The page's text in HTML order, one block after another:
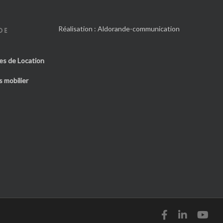
de Location
mobilier
Réalisation :Aldorande-communication